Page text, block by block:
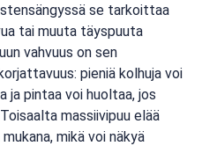
se tarkoittaa
tai muuta täyspuuta
vahvuus on sen
pieniä kolhuja voi
ja pintaa voi huoltaa, jos
massiivipuu elää
mikä voi näkyä